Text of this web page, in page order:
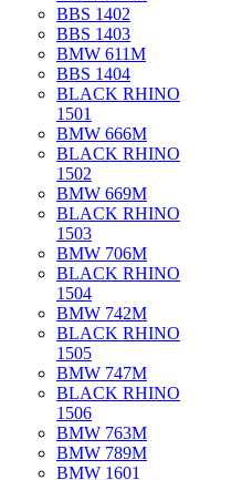
BBS 1402
BBS 1403
BMW 611M
BBS 1404
BLACK RHINO
1501
BMW 666M
BLACK RHINO
1502
BMW 669M
BLACK RHINO
1503
BMW 706M
BLACK RHINO
1504
BMW 742M
BLACK RHINO
1505
BMW 747M
BLACK RHINO
1506
BMW 763M
BMW 789M
BMW 1601